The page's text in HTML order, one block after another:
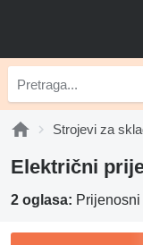
Strojevi za
Električni
2 oglasa: